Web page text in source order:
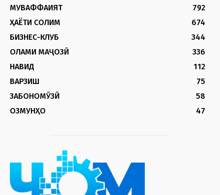
МУВАФФАҚИЯТ
792
ҲАЁТИ СОЛИМ
674
БИЗНЕС-КЛУБ
344
ОЛАМИ МАҶОЗӢ
336
НАВИД
112
ВАРЗИШ
75
ЗАБОНОМӮЗӢ
58
ОЗМУНҲО
47